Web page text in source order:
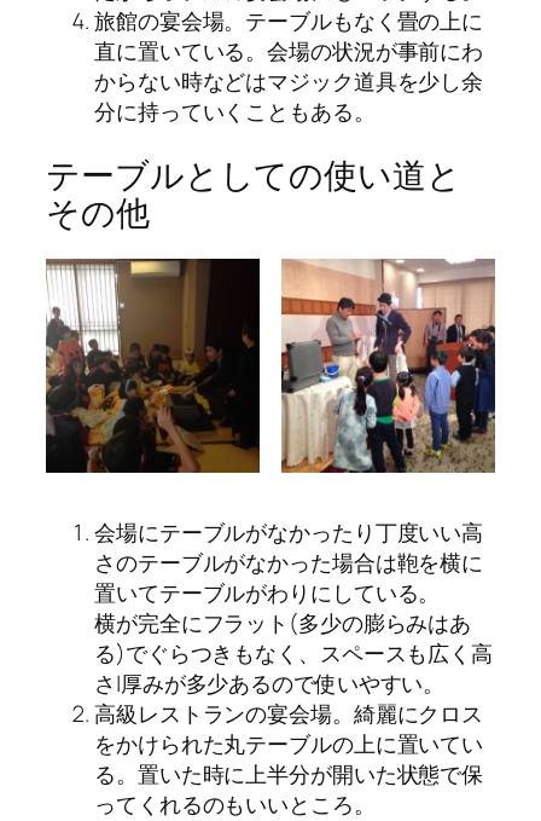
旅館の宴会場。テーブルもなく畳の上に
直に置いている。会場の状況が事前にわ
からない時などはマジック道具を少し余
分に持っていくこともある。
テーブルとしての使い道と
その他
会場にテーブルがなかったり丁度いい高
さのテーブルがなかった場合は鞄を横に
置いてテーブルがわりにしている。
横が完全にフラット(多少の膨らみはあ
る)でぐらつきもなく、スペースも広く高
さ|厚みが多少あるので使いやすい。
高級レストランの宴会場。綺麗にクロス
をかけられた丸テーブルの上に置いてい
る。置いた時に上半分が開いた状態で保
ってくれるのもいいところ。